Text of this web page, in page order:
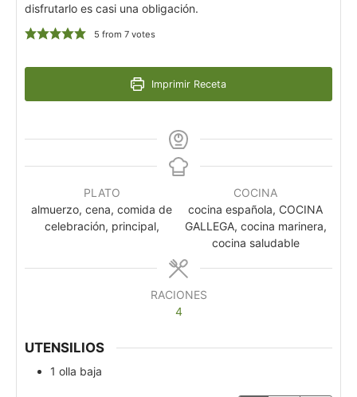
disfrutarlo es casi una obligación.
5 from 7votes
Imprimir Receta
PLATO
almuerzo, cena, comida de
celebración, principal,
COCINA
cocina española, COCINA
GALLEGA, cocina marinera,
cocina saludable
RACIONES
4
UTENSILIOS
1 olla baja